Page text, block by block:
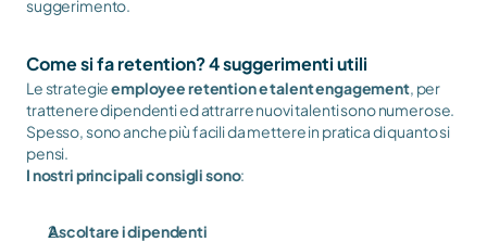
suggerimento.
Come si fa retention? 4 suggerimenti utili
Le strategie employee retention e talent engagement, per
trattenere dipendenti ed attrarre nuovi talenti sono numerose.
Spesso, sono anche più facili da mettere in pratica di quanto si
pensi.
I nostri principali consigli sono:
Ascoltare i dipendenti